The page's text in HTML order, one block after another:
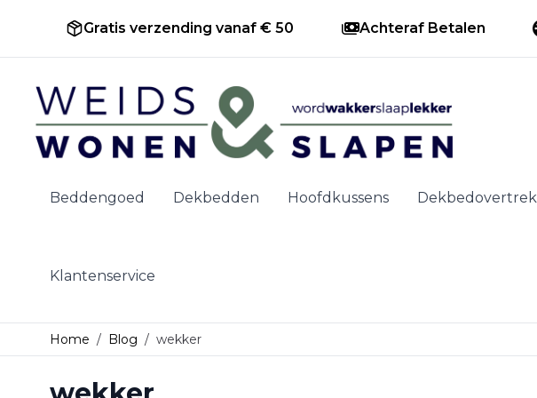
Gratis verzending vanaf € 50 Achteraf Betalen
Ga naar de inhoud
Beddengoed Dekbedden Hoofdkussens Dekbedovertrek
Klantenservice
Home / Blog / wekker